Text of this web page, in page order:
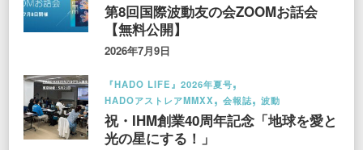
第8回国際波動友の会ZOOMお話会
【無料公開】
2026年7月9日
『HADO LIFE』2026年夏号
HADOアストレアMMXX
会報誌 波動
祝・IHM創業40周年記念「地球を愛と
光の星にする！」